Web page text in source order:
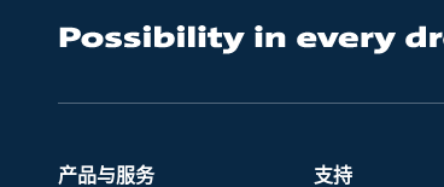
产品与服务
支持